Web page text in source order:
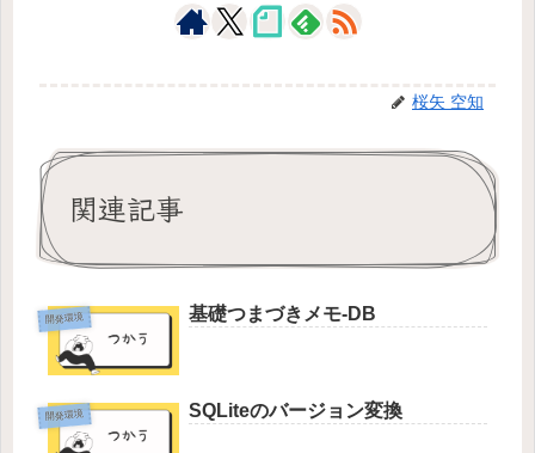
桜矢 空知
関連記事
開発環境 基礎つまづきメモ-DB
開発環境 SQLiteのバージョン変換